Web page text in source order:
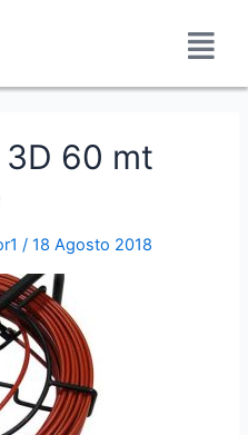
60 mt
/18 Agosto 2018